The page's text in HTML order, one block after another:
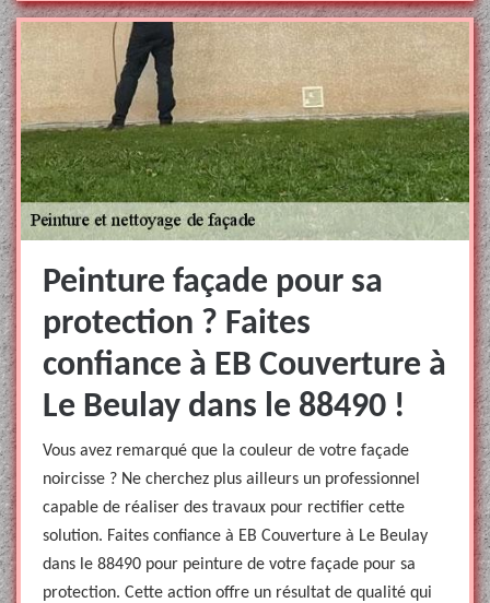
Peinture façade pour sa
protection ? Faites
confiance à EB Couverture à
Le Beulay dans le 88490 !
Vous avez remarqué que la couleur de votre façade
noircisse ? Ne cherchez plus ailleurs un professionnel
capable de réaliser des travaux pour rectifier cette
solution. Faites confiance à EB Couverture à Le Beulay
dans le 88490 pour peinture de votre façade pour sa
protection. Cette action offre un résultat de qualité qui